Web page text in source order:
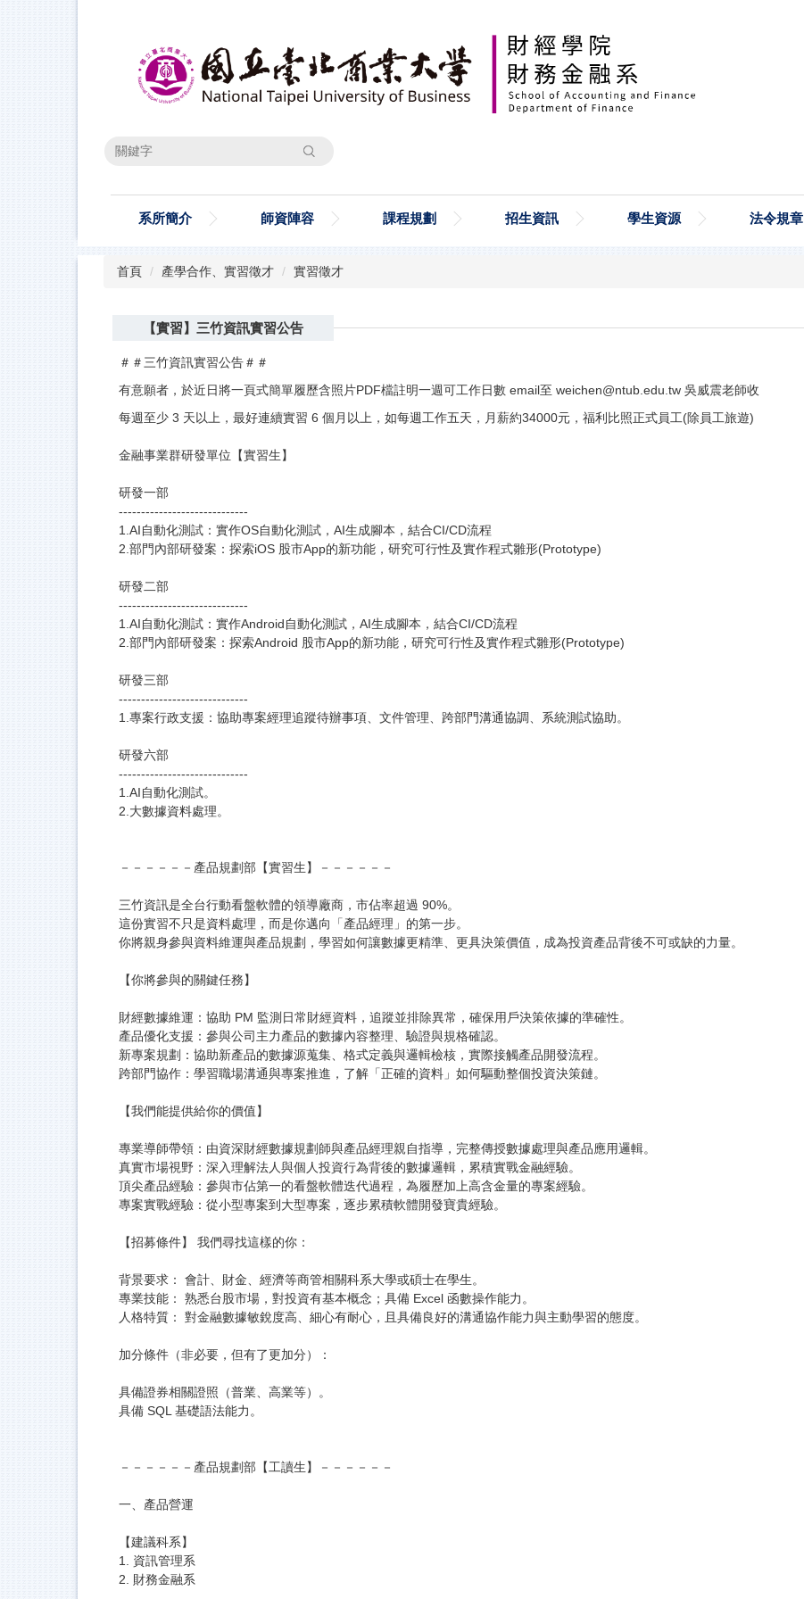
搜尋
系所簡介 師資陣容 課程規劃 招生資訊 學生資源 法令規章
首頁 產學合作、實習徵才 實習徵才
【實習】三竹資訊實習公告
＃＃三竹資訊實習公告＃＃
有意願者，於近日將一頁式簡單履歷含照片PDF檔註明一週可工作日數 email至 weichen@ntub.edu.tw 吳威震老師收
每週至少 3 天以上，最好連續實習 6 個月以上，如每週工作五天，月薪約34000元，福利比照正式員工(除員工旅遊)
金融事業群研發單位【實習生】
研發一部
-----------------------------
1.AI自動化測試：實作OS自動化測試，AI生成腳本，結合CI/CD流程
2.部門內部研發案：探索iOS 股市App的新功能，研究可行性及實作程式雛形(Prototype)
研發二部
-----------------------------
1.AI自動化測試：實作Android自動化測試，AI生成腳本，結合CI/CD流程
2.部門內部研發案：探索Android 股市App的新功能，研究可行性及實作程式雛形(Prototype)
研發三部
-----------------------------
1.專案行政支援：協助專案經理追蹤待辦事項、文件管理、跨部門溝通協調、系統測試協助。
研發六部
-----------------------------
1.AI自動化測試。
2.大數據資料處理。
－－－－－－產品規劃部【實習生】－－－－－－
三竹資訊是全台行動看盤軟體的領導廠商，市佔率超過 90%。
這份實習不只是資料處理，而是你邁向「產品經理」的第一步。
你將親身參與資料維運與產品規劃，學習如何讓數據更精準、更具決策價值，成為投資產品背後不可或缺的力量。
【你將參與的關鍵任務】
財經數據維運：協助 PM 監測日常財經資料，追蹤並排除異常，確保用戶決策依據的準確性。
產品優化支援：參與公司主力產品的數據內容整理、驗證與規格確認。
新專案規劃：協助新產品的數據源蒐集、格式定義與邏輯檢核，實際接觸產品開發流程。
跨部門協作：學習職場溝通與專案推進，了解「正確的資料」如何驅動整個投資決策鏈。
【我們能提供給你的價值】
專業導師帶領：由資深財經數據規劃師與產品經理親自指導，完整傳授數據處理與產品應用邏輯。
真實市場視野：深入理解法人與個人投資行為背後的數據邏輯，累積實戰金融經驗。
頂尖產品經驗：參與市佔第一的看盤軟體迭代過程，為履歷加上高含金量的專案經驗。
專案實戰經驗：從小型專案到大型專案，逐步累積軟體開發寶貴經驗。
【招募條件】 我們尋找這樣的你：
背景要求： 會計、財金、經濟等商管相關科系大學或碩士在學生。
專業技能： 熟悉台股市場，對投資有基本概念；具備 Excel 函數操作能力。
人格特質： 對金融數據敏銳度高、細心有耐心，且具備良好的溝通協作能力與主動學習的態度。
加分條件（非必要，但有了更加分）：
具備證券相關證照（普業、高業等）。
具備 SQL 基礎語法能力。
－－－－－－產品規劃部【工讀生】－－－－－－
一、產品營運
【建議科系】
1. 資訊管理系
2. 財務金融系